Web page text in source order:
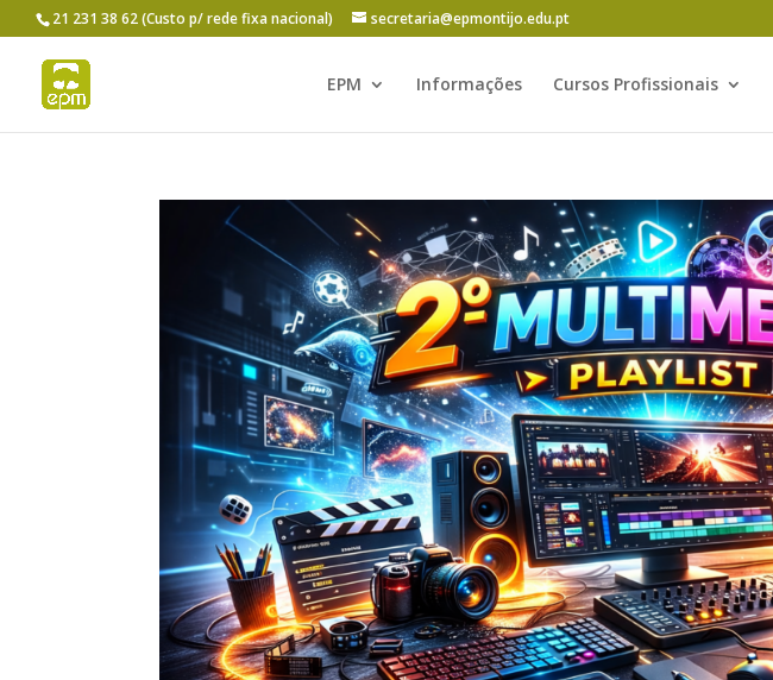
21 231 38 62 (Custo p/ rede fixa nacional) secretaria@epmontijo.edu.pt
EPM Informações Cursos Profissionais